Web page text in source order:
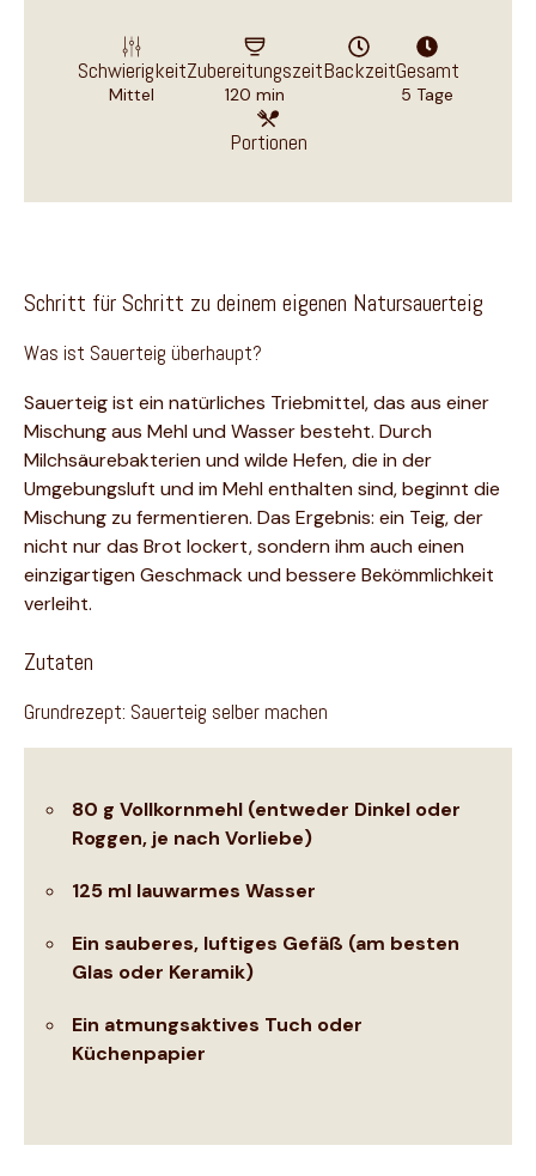
Schwierigkeit
Mittel
Zubereitungszeit
120 min
BackzeitGesamt
5 Tage
Portionen
Schritt für Schritt zu deinem eigenen Natursauerteig
Was ist Sauerteig überhaupt?
Sauerteig ist ein natürliches Triebmittel, das aus einer
Mischung aus Mehl und Wasser besteht. Durch
Milchsäurebakterien und wilde Hefen, die in der
Umgebungsluft und im Mehl enthalten sind, beginnt die
Mischung zu fermentieren. Das Ergebnis: ein Teig, der
nicht nur das Brot lockert, sondern ihm auch einen
einzigartigen Geschmack und bessere Bekömmlichkeit
verleiht.
Zutaten
Grundrezept: Sauerteig selber machen
80 g Vollkornmehl (entweder Dinkel oder
Roggen, je nach Vorliebe)
125 ml lauwarmes Wasser
Ein sauberes, luftiges Gefäß (am besten
Glas oder Keramik)
Ein atmungsaktives Tuch oder
Küchenpapier